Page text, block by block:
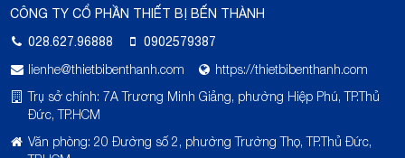
CÔNG TY CỔ PHẦN THIẾT BỊ BẾN THÀNH
028.627.96888
0902579387
lienhe@thietbibenthanh.com
https://thietbibenthanh.com
Trụ sở chính: 7A Trương Minh Giảng, phường Hiệp Phú, TP.Thủ
Đức, TP.HCM
Văn phòng: 20 Đường số 2, phường Trường Thọ, TP.Thủ Đức,